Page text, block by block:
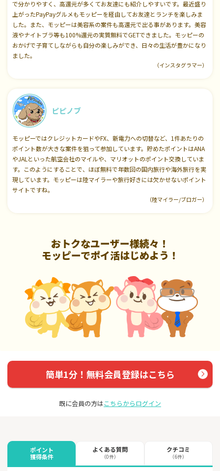
で分かりやすく、高還元が多くてお友達にも紹介しやすいです。最近盛り
上がったPayPayグルメもモッピーを経由してお友達とランチを楽しみま
した。また、モッピーは美容系の案件も高還元で出る事があります。美容
液やナイトブラ等も100%還元の実質無料でGETできました。モッピーの
おかげで子育てしながらも自分の楽しみができ、日々の生活が豊かになり
ました。
（インスタグラマー）
ピピノブ
モッピーではクレジットカードやFX、新電力への切替など、1件あたりの
ポイント数が大きな案件を狙って参加しています。貯めたポイントはANA
やJALといった航空会社のマイルや、マリオットのポイント交換していま
す。このようにすることで、ほぼ無料で年数回の国内旅行や海外旅行を実
現しています。モッピーは陸マイラーや旅行好きには欠かせないポイント
サイトですね。
（陸マイラー/ブロガー）
おトクなユーザー様続々！
モッピーでポイ活はじめよう！
簡単1分！無料会員登録はこちら
既に会員の方はこちらからログイン
ポイント
獲得条件
よくある質問
（0件）
クチコミ
（6件）